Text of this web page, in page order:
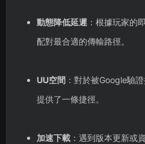
動態降低延遲：根據玩家的
配對最合適的傳輸路徑。
UU空間 ：對於被Google驗
提供了一條捷徑。
加速下載：遇到版本更新或